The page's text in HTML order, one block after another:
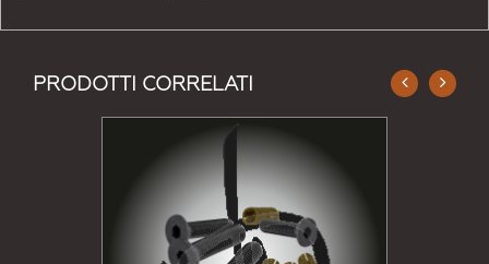
PRODOTTI CORRELATI